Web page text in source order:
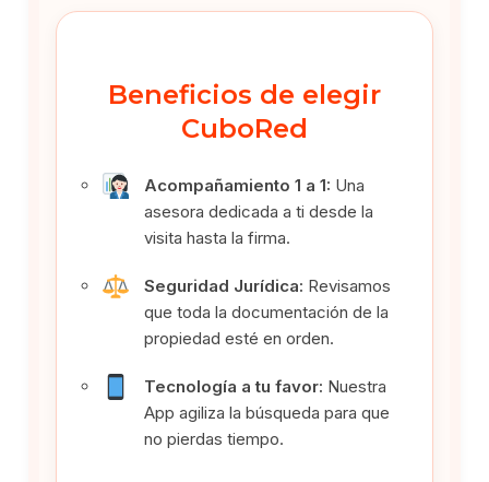
Beneficios de elegir
CuboRed
Acompañamiento 1 a 1: Una
asesora dedicada a ti desde la
visita hasta la firma.
Seguridad Jurídica: Revisamos
que toda la documentación de la
propiedad esté en orden.
Tecnología a tu favor: Nuestra
App agiliza la búsqueda para que
no pierdas tiempo.